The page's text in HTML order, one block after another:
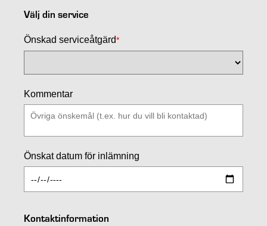
Välj din service
Önskad serviceåtgärd*
Kommentar
Önskat datum för inlämning
Kontaktinformation